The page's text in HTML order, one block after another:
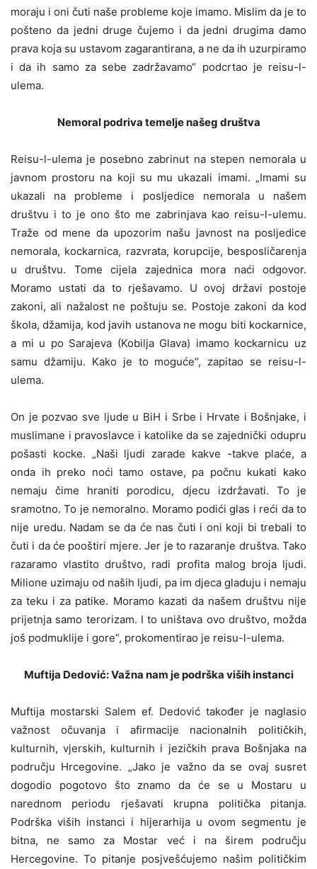
moraju i oni čuti naše probleme koje imamo. Mislim da je to
pošteno da jedni druge čujemo i da jedni drugima damo
prava koja su ustavom zagarantirana, a ne da ih uzurpiramo
i da ih samo za sebe zadržavamo“ podcrtao je reisu-l-
ulema.
Nemoral podriva temelje našeg društva
Reisu-l-ulema je posebno zabrinut na stepen nemorala u
javnom prostoru na koji su mu ukazali imami. „Imami su
ukazali na probleme i posljedice nemorala u našem
društvu i to je ono što me zabrinjava kao reisu-l-ulemu.
Traže od mene da upozorim našu javnost na posljedice
nemorala, kockarnica, razvrata, korupcije, besposličarenja
u društvu. Tome cijela zajednica mora naći odgovor.
Moramo ustati da to rješavamo. U ovoj državi postoje
zakoni, ali nažalost ne poštuju se. Postoje zakoni da kod
škola, džamija, kod javih ustanova ne mogu biti kockarnice,
a mi u po Sarajeva (Kobilja Glava) imamo kockarnicu uz
samu džamiju. Kako je to moguće“, zapitao se reisu-l-
ulema.
On je pozvao sve ljude u BiH i Srbe i Hrvate i Bošnjake, i
muslimane i pravoslavce i katolike da se zajednički odupru
pošasti kocke. „Naši ljudi zarade kakve -takve plaće, a
onda ih preko noći tamo ostave, pa počnu kukati kako
nemaju čime hraniti porodicu, djecu izdržavati. To je
sramotno. To je nemoralno. Moramo podići glas i reći da to
nije uredu. Nadam se da će nas čuti i oni koji bi trebali to
čuti i da će pooštiri mjere. Jer je to razaranje društva. Tako
razaramo vlastito društvo, radi profita malog broja ljudi.
Milione uzimaju od naših ljudi, pa im djeca gladuju i nemaju
za teku i za patike. Moramo kazati da našem društvu nije
prijetnja samo terorizam. I to uništava ovo društvo, možda
još podmuklije i gore“, prokomentirao je reisu-l-ulema.
Muftija Dedović: Važna nam je podrška viših instanci
Muftija mostarski Salem ef. Dedović također je naglasio
važnost očuvanja i afirmacije nacionalnih političkih,
kulturnih, vjerskih, kulturnih i jezičkih prava Bošnjaka na
području Hrcegovine. „Jako je važno da se ovaj susret
dogodio pogotovo što znamo da će se u Mostaru u
narednom periodu rješavati krupna politička pitanja.
Podrška viših instanci i hijerarhija u ovom segmentu je
bitna, ne samo za Mostar već i na širem području
Hercegovine. To pitanje posjvešćujemo našim političkim